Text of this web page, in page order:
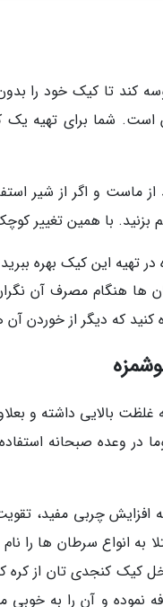
کند تا کیک خود را
است. شما برای تهیه
بزنید. با همین تغییر
تهیه این کیک بهره
ها هنگام مصرف آن
که دیگر از خوردن
بالایی داشته و بعلاوه
در وعده صبحانه
افزایش چربی مفید،
به انواع سرطان ها را
کیک کنجدی تان از کره
نموده و آن را به